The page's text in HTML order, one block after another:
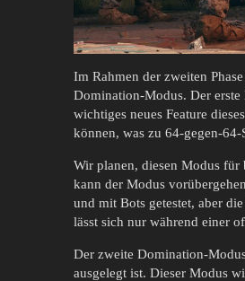
Im Rahmen der zweiten
Domination-Modus. Der
wichtiges neues Feature
können, was zu 64-gegen-
Wir planen, diesen Modus für
kann der Modus
und mit Bots getestet, aber
lässt sich nur während einer
Der zweite Domination-
ausgelegt ist. Dieser Modus